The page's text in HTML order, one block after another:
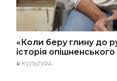
«Коли беру глину до
історія
# КУЛЬТУРА